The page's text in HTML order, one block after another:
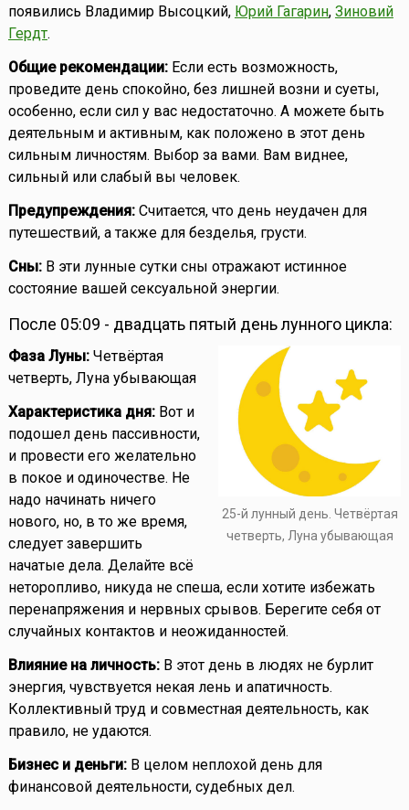
появились Владимир Высоцкий, Юрий Гагарин, Зиновий
Гердт.
Общие рекомендации:Если есть возможность,
проведите день спокойно, без лишней возни и суеты,
особенно, если сил у вас недостаточно. А можете быть
деятельным и активным, как положено в этот день
сильным личностям. Выбор за вами. Вам виднее,
сильный или слабый вы человек.
Предупреждения:Считается, что день неудачен для
путешествий, а также для безделья, грусти.
Сны:В эти лунные сутки сны отражают истинное
состояние вашей сексуальной энергии.
После 05:09 - двадцать пятый день лунного цикла:
25-й лунный день. Четвёртая
четверть, Луна убывающая
Фаза Луны:Четвёртая
четверть, Луна убывающая
Характеристика дня:Вот и
подошел день пассивности,
и провести его желательно
в покое и одиночестве. Не
надо начинать ничего
нового, но, в то же время,
следует завершить
начатые дела. Делайте всё
неторопливо, никуда не спеша, если хотите избежать
перенапряжения и нервных срывов. Берегите себя от
случайных контактов и неожиданностей.
Влияние на личность:В этот день в людях не бурлит
энергия, чувствуется некая лень и апатичность.
Коллективный труд и совместная деятельность, как
правило, не удаются.
Бизнес и деньги:В целом неплохой день для
финансовой деятельности, судебных дел.